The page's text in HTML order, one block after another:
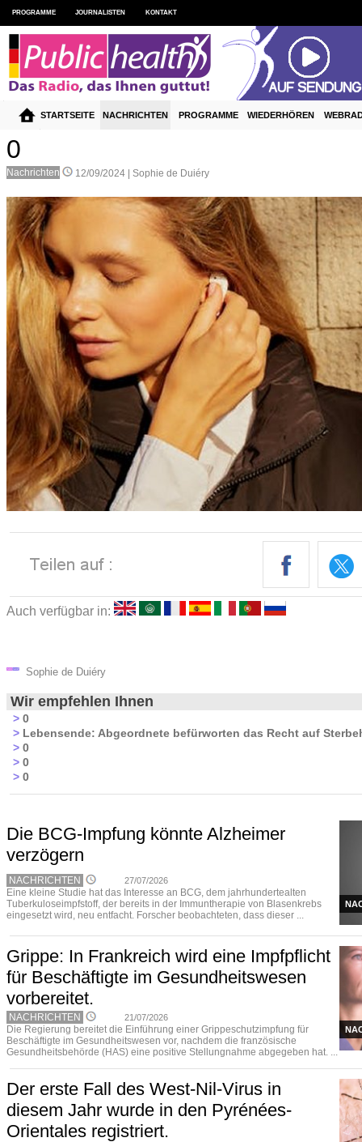
0
Nachrichten 12/09/2024 | Sophie de Duiéry
Auch verfügbar in:
Sophie de Duiéry
Wir empfehlen Ihnen
> 0
> Lebensende: Abgeordnete befürworten das Recht auf
> 0
> 0
> 0
Die BCG-Impfung könnte Alzheimer
verzögern
NACHRICHTEN 27/07/2026
Eine kleine Studie hat das Interesse an BCG, dem jahrhundertealten
Tuberkuloseimpfstoff, der bereits in der Immuntherapie von Blasenkrebs
eingesetzt wird, neu entfacht. Forscher beobachteten, dass dieser ...
Grippe: In Frankreich wird eine Impfpflicht
für Beschäftigte im Gesundheitswesen
vorbereitet.
NACHRICHTEN 21/07/2026
Die Regierung bereitet die Einführung einer Grippeschutzimpfung für
Beschäftigte im Gesundheitswesen vor, nachdem die französische
Gesundheitsbehörde (HAS) eine positive Stellungnahme abgegeben hat. ...
Der erste Fall des West-Nil-Virus in
diesem Jahr wurde in den Pyrénées-
Orientales registriert.
PROGRAMME JOURNALISTEN KONTAKT
STARTSEITE NACHRICHTEN PROGRAMME WIEDERHÖREN